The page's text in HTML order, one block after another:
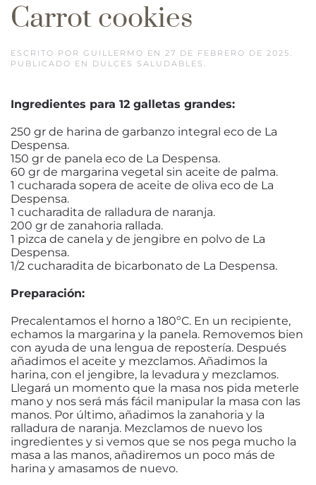
Carrot cookies
ESCRITO POR GUILLERMO EN 27 DE FEBRERO DE 2025 .
PUBLICADO EN DULCES SALUDABLES .
Ingredientes para 12 galletas grandes:
250 gr de harina de garbanzo integral eco de La
Despensa.
150 gr de panela eco de La Despensa.
60 gr de margarina vegetal sin aceite de palma.
1 cucharada sopera de aceite de oliva eco de La
Despensa.
1 cucharadita de ralladura de naranja.
200 gr de zanahoria rallada.
1 pizca de canela y de jengibre en polvo de La
Despensa.
1/2 cucharadita de bicarbonato de La Despensa.
Preparación:
Precalentamos el horno a 180ºC. En un recipiente,
echamos la margarina y la panela. Removemos bien
con ayuda de una lengua de repostería. Después
añadimos el aceite y mezclamos. Añadimos la
harina, con el jengibre, la levadura y mezclamos.
Llegará un momento que la masa nos pida meterle
mano y nos será más fácil manipular la masa con las
manos. Por último, añadimos la zanahoria y la
ralladura de naranja. Mezclamos de nuevo los
ingredientes y si vemos que se nos pega mucho la
masa a las manos, añadiremos un poco más de
harina y amasamos de nuevo.